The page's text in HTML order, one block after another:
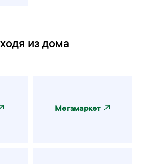
из дома
Мегамаркет